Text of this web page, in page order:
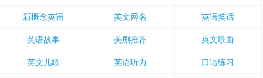
新概念英语 英文网名 英语笑话
英语故事 美剧推荐 英文歌曲
英文儿歌 英语听力 口语练习